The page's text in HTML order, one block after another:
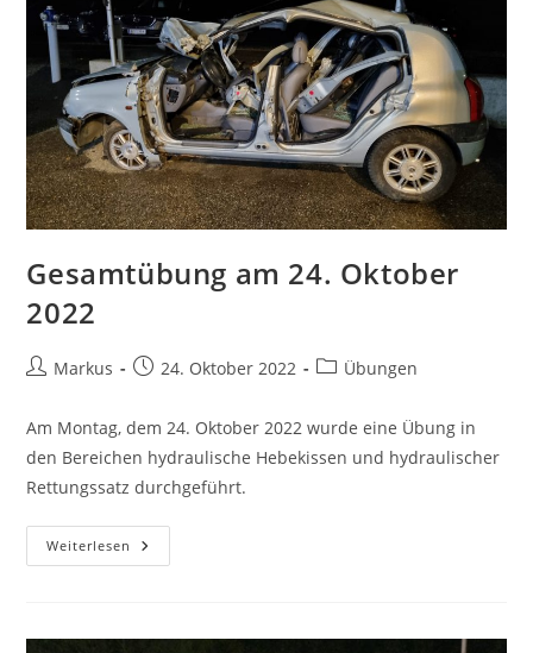
Gesamtübung am 24. Oktober
2022
Markus 24. Oktober 2022 Übungen
Am Montag, dem 24. Oktober 2022 wurde eine Übung in
den Bereichen hydraulische Hebekissen und hydraulischer
Rettungssatz durchgeführt.
Weiterlesen